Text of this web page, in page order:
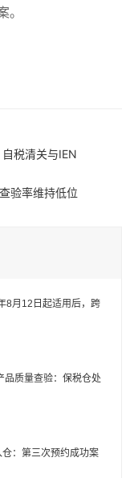
税清关与IEN
验率维持低位
8月12日起适用后，跨
品质量查验：保税仓处
：第三次预约成功案